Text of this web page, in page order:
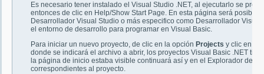
Es necesario tener instalado el Visual Studio .NET, al ejecutarlo se
entonces de clic en Help/Show Start Page. En esta página será posible
Desarrollador Visual Studio o más especifico como Desarrollador
el entorno de desarrollo para programar en Visual Basic.
Para iniciar un nuevo proyecto, de clic en la opción Projects y clic en el
donde se indicará el archivo a abrir, los proyectos Visual Basic .NET
la página de inicio estaba visible continuará así y en el Explorador de
correspondientes al proyecto.